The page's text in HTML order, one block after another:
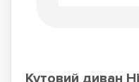
Кутовий диван